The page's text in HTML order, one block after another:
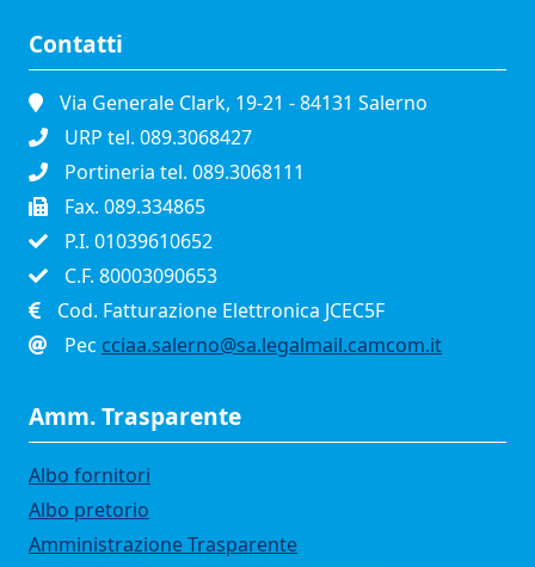
Contatti
Via Generale Clark, 19-21 - 84131 Salerno
URP tel. 089.3068427
Portineria tel. 089.3068111
Fax. 089.334865
P.I. 01039610652
C.F. 80003090653
Cod. Fatturazione Elettronica JCEC5F
Pec cciaa.salerno@sa.legalmail.camcom.it
Amm. Trasparente
Albo fornitori
Albo pretorio
Amministrazione Trasparente